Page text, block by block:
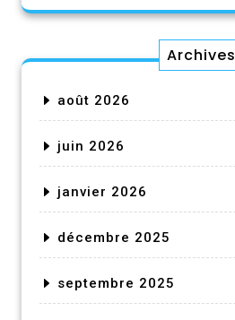
Archives
août 2026
juin 2026
janvier 2026
décembre 2025
septembre 2025